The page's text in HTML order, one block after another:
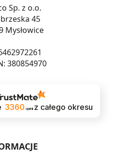
Sp. z o.o.
45
Mysłowice
380854970
3360 opinii z całego okresu